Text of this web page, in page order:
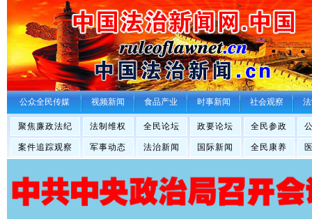
>
公众全民传媒 视频新闻 食品产业 时事新闻 社会观察
聚焦廉政法纪 法制维权 全民论坛 政要论坛 全民参政
案件追踪观察 军事动态 法治新闻 国际新闻 全民康养